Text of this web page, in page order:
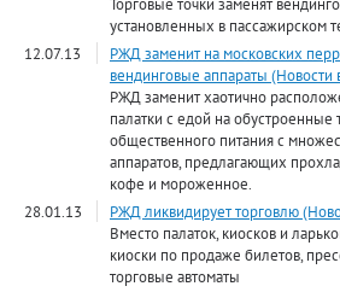
установленных в пассажирском
12.07.13
РЖД заменит на московских
вендинговые аппараты (Новости
РЖД заменит хаотично
палатки с едой на обустроенные
общественного питания с
аппаратов, предлагающих
кофе и мороженное.
28.01.13
РЖД ликвидирует торговлю
Вместо палаток, киосков и
киоски по продаже билетов,
торговые автоматы